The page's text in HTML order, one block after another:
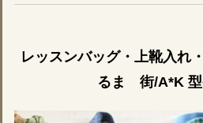
レッスンバッグ・上靴入れ
るま 街/A*K 型